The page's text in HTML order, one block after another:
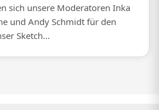
sich unsere Moderatoren Inka
und Andy Schmidt für den
Sketch...